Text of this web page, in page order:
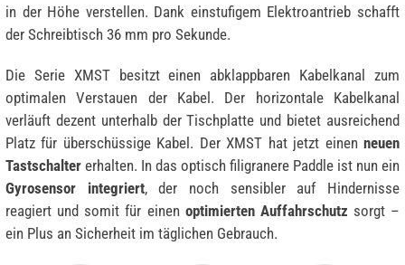
in der Höhe verstellen. Dank einstufigem Elektroantrieb schafft
der Schreibtisch 36 mm pro Sekunde.
Die Serie XMST besitzt einen abklappbaren Kabelkanal zum
optimalen Verstauen der Kabel. Der horizontale Kabelkanal
verläuft dezent unterhalb der Tischplatte und bietet ausreichend
Platz für überschüssige Kabel. Der XMST hat jetzt einen neuen
Tastschalter erhalten. In das optisch filigranere Paddle ist nun ein
Gyrosensor integriert, der noch sensibler auf Hindernisse
reagiert und somit für einen optimierten Auffahrschutz sorgt –
ein Plus an Sicherheit im täglichen Gebrauch.